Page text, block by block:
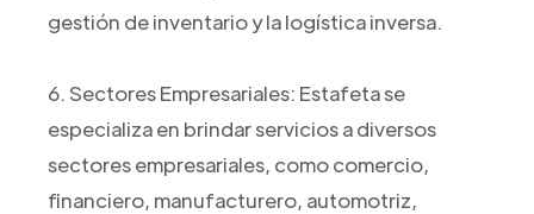
gestión de inventario y la logística inversa.
6. Sectores Empresariales: Estafeta se
especializa en brindar servicios a diversos
sectores empresariales, como comercio,
financiero, manufacturero, automotriz,